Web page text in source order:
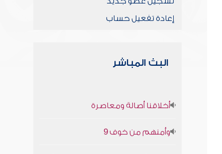
إعادة تفعيل حساب
البث المباشر
أخلاقنا أصالة ومعاصرة
وأمنهم من خوف 9